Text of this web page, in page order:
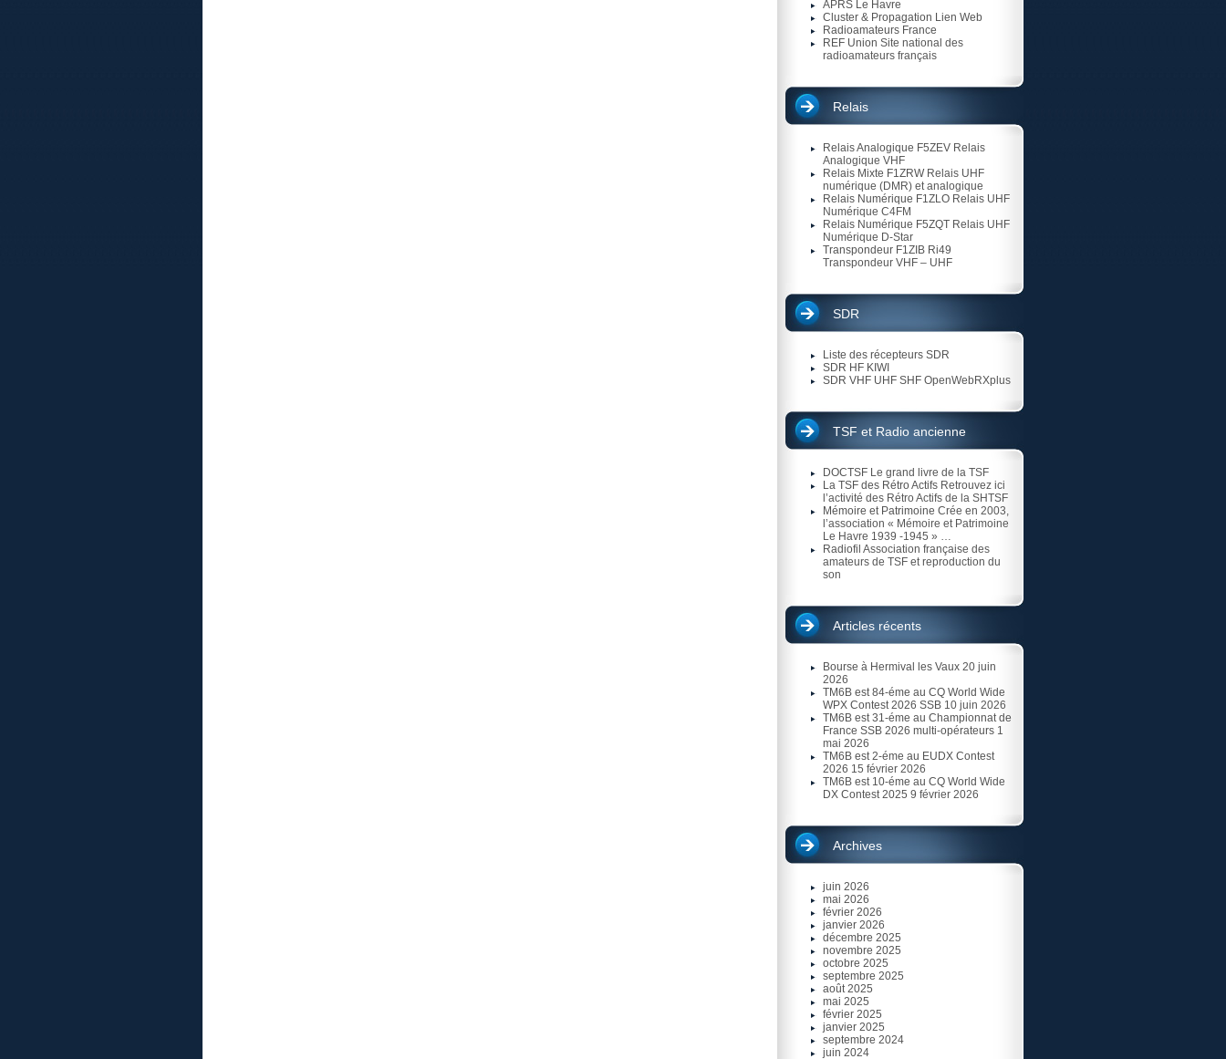
APRS Le Havre
Cluster & Propagation Lien Web
Radioamateurs France
REF Union Site national des
radioamateurs français
Relais
Relais Analogique F5ZEV Relais
Analogique VHF
Relais Mixte F1ZRWRelais UHF
numérique (DMR) et analogique
Relais Numérique F1ZLO Relais UHF
Numérique C4FM
Relais Numérique F5ZQT Relais UHF
Numérique D-Star
Transpondeur F1ZIB Ri49
Transpondeur VHF – UHF
SDR
Liste des récepteurs SDR
SDR HF KIWI
SDR VHF UHF SHF OpenWebRXplus
TSF et Radio ancienne
DOCTSF Le grand livre de la TSF
La TSF des Rétro Actifs Retrouvez ici
l’activité des Rétro Actifs de la SHTSF
Mémoire et Patrimoine Crée en 2003,
l’association « Mémoire et Patrimoine
Le Havre 1939 -1945 » …
Radiofil Association française des
amateurs de TSF et reproduction du
son
Articles récents
Bourse à Hermival les Vaux 20 juin
2026
TM6B est 84-éme au CQ World Wide
WPX Contest 2026 SSB 10 juin 2026
TM6B est 31-éme au Championnat de
France SSB 2026 multi-opérateurs 1
mai 2026
TM6B est 2-éme au EUDX Contest
2026 15 février 2026
TM6B est 10-éme au CQ World Wide
DX Contest 2025 9 février 2026
Archives
juin 2026
mai 2026
février 2026
janvier 2026
décembre 2025
novembre 2025
octobre 2025
septembre 2025
août 2025
mai 2025
février 2025
janvier 2025
septembre 2024
juin 2024